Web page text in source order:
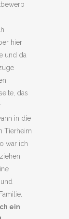
hier
und da
das
in die
Tierheim
war ich
ein